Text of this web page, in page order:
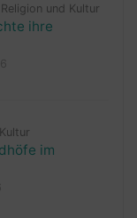
Religion und Kultur
ihre
im